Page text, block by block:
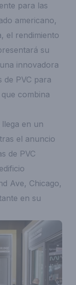
para las
americano,
el rendimiento
su
innovadora
de PVC para
combina
en un
el anuncio
de PVC
Ave, Chicago,
en su